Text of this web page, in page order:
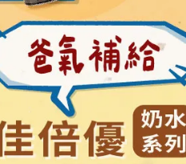
內食用完畢，並隨時旋緊瓶蓋。